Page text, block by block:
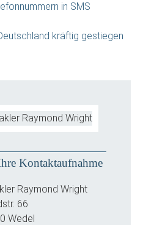
in SMS
kräftig gestiegen
Kontaktaufnahme
Raymond Wright
66
Wedel